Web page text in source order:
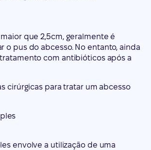
que 2,5cm, geralmente é
o pus do abcesso. No entanto, ainda
com antibióticos após a
cirúrgicas para tratar um abcesso
envolve a utilização de uma